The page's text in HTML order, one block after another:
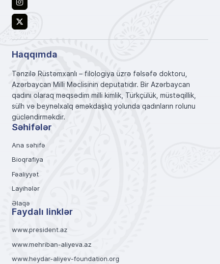
Instagram
X
Haqqımda
Tənzilə Rüstəmxanlı – filologiya üzrə fəlsəfə doktoru,
Azərbaycan Milli Məclisinin deputatıdır. Bir Azərbaycan
qadını olaraq məqsədim milli kimlik, Türkçülük, müstəqillik,
sülh və beynəlxalq əməkdaşlıq yolunda qadınların rolunu
gücləndirməkdir.
Səhifələr
Ana səhifə
Bioqrafiya
Fəaliyyət
Layihələr
Əlaqə
Faydalı linklər
www.president.az
www.mehriban-aliyeva.az
www.heydar-aliyev-foundation.org